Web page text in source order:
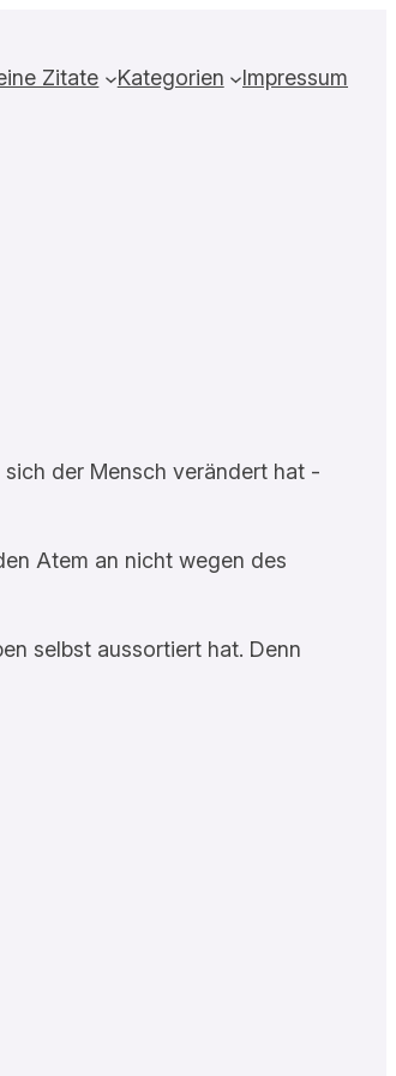
Zitate Kategorien Impressum
der Mensch verändert hat -
Atem an nicht wegen des
selbst aussortiert hat. Denn